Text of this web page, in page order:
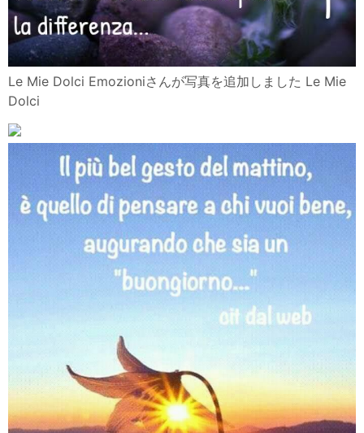
Le Mie Dolci Emozioniさんが写真を追加しました Le Mie
Dolci